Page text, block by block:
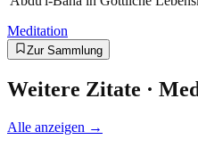
Meditation
Zur Sammlung
Weitere Zitate ·
Alle anzeigen →